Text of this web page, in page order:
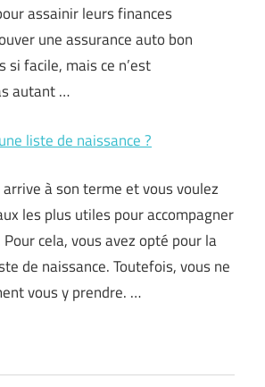
assainir leurs finances
une assurance auto bon
si facile, mais ce n’est
autant …
liste de naissance ?
à son terme et vous voulez
les plus utiles pour accompagner
cela, vous avez opté pour la
de naissance. Toutefois, vous ne
vous y prendre. …